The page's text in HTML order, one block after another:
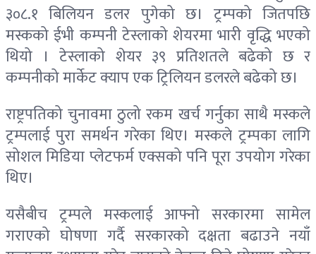
३०८.१ बिलियन डलर पुगेको छ। ट्रम्पको जितपछि
मस्कको ईभी कम्पनी टेस्लाको शेयरमा भारी वृद्धि भएको
थियो । टेस्लाको शेयर ३९ प्रतिशतले बढेको छ र
कम्पनीको मार्केट क्याप एक ट्रिलियन डलरले बढेको छ।
राष्ट्रपतिको चुनावमा ठुलो रकम खर्च गर्नुका साथै मस्कले
ट्रम्पलाई पुरा समर्थन गरेका थिए। मस्कले ट्रम्पका लागि
सोशल मिडिया प्लेटफर्म एक्सको पनि पूरा उपयोग गरेका
थिए।
यसैबीच ट्रम्पले मस्कलाई आफ्नो सरकारमा सामेल
गराएको घोषणा गर्दै सरकारको दक्षता बढाउने नयाँ